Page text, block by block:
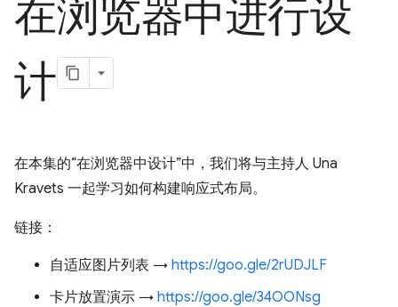
在浏览器中进行设
计
在本集的“在浏览器中设计”中，我们将与主持人 Una
Kravets 一起学习如何构建响应式布局。
链接：
自适应图片列表 → https://goo.gle/2rUDJLF
卡片放置演示 → https://goo.gle/34OONsg